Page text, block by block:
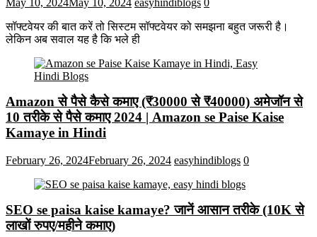
May 10, 2024May 10, 2024 easyhindiblogs 0
सॉफ्टवेयर की बात करें तो सिस्टम सॉफ्टवेयर को समझना बहुत जरूरी है।
लेकिन अब सवाल यह है कि भले ही
Amazon से पैसे कैसे कमाए (₹30000 से ₹40000) अमेजॉन से
10 तरीके से पैसे कमाए 2024 | Amazon se Paise Kaise
Kamaye in Hindi
February 26, 2024February 26, 2024 easyhindiblogs 0
SEO se paisa kaise kamaye? जानें आसान तरीके (10K से
लाखों रुपए/महीने कमाए)